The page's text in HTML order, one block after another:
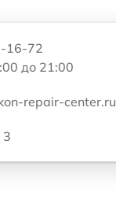
16-72
до 21:00
repair-center.ru
3